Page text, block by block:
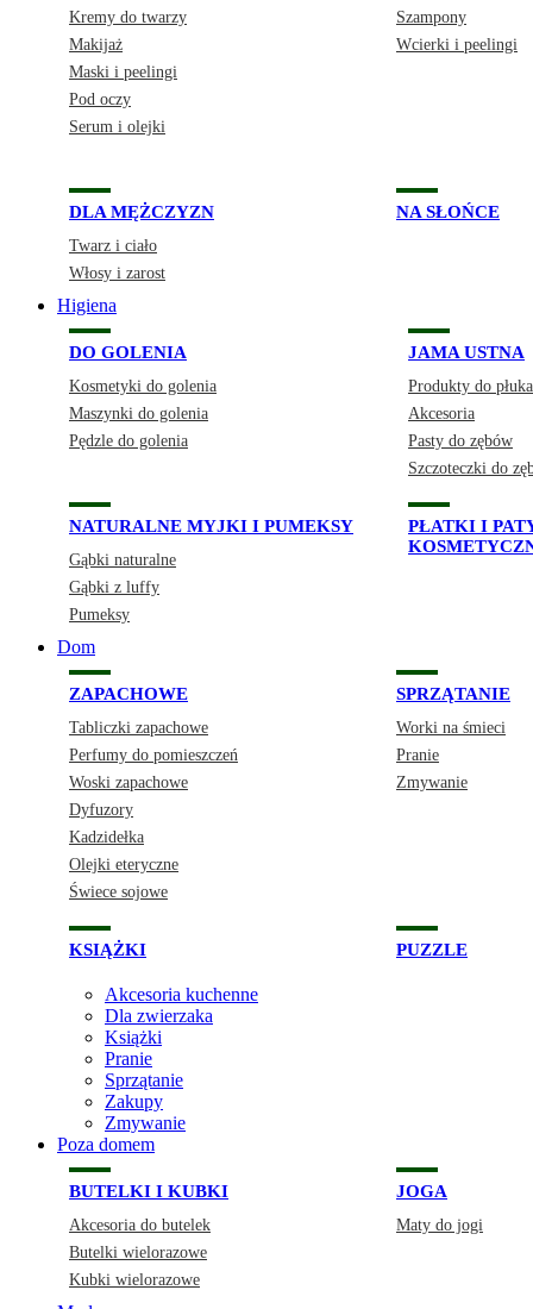
Kremy do twarzy
Makijaż
Maski i peelingi
Pod oczy
Serum i olejki
Szampony
Wcierki i peelingi
DLA MĘŻCZYZN
Twarz i ciało
Włosy i zarost
NA SŁOŃCE
Higiena
DO GOLENIA
Kosmetyki do golenia
Maszynki do golenia
Pędzle do golenia
JAMA USTNA
Produkty do
Akcesoria
Pasty do zębów
Szczoteczki do
NATURALNE MYJKI I PUMEKSY
Gąbki naturalne
Gąbki z luffy
Pumeksy
PŁATKI I
Dom
ZAPACHOWE
Tabliczki zapachowe
Perfumy do pomieszczeń
Woski zapachowe
Dyfuzory
Kadzidełka
Olejki eteryczne
Świece sojowe
SPRZĄTANIE
Worki na śmieci
Pranie
Zmywanie
KSIĄŻKI PUZZLE
Akcesoria kuchenne
Dla zwierzaka
Książki
Pranie
Sprzątanie
Zakupy
Zmywanie
Poza domem
BUTELKI I KUBKI
Akcesoria do butelek
Butelki wielorazowe
Kubki wielorazowe
JOGA
Maty do jogi